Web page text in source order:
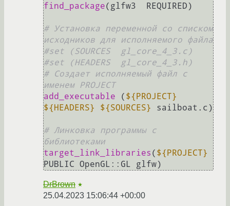
find_package(glfw3  REQUIRED)
# Установка переменной со списком
исходников для исполняемого файла
#set (SOURCES  gl_core_4_3.c)
#set (HEADERS  gl_core_4_3.h)
# Создает исполняемый файл с
именем PROJECT
add_executable ( ${PROJECT}
${HEADERS}
${SOURCES} sailboat.c)
# Линковка программы с
библиотеками
target_link_libraries ( ${PROJECT}
DrBrown ★
25.04.2023 15:06:44 +00:00